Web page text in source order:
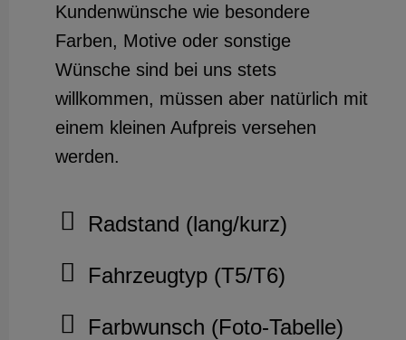
Kundenwünsche wie besondere
Farben, Motive oder sonstige
Wünsche sind bei uns stets
willkommen, müssen aber natürlich mit
einem kleinen Aufpreis versehen
werden.
Radstand (lang/kurz)
Fahrzeugtyp (T5/T6)
Farbwunsch (Foto-Tabelle)